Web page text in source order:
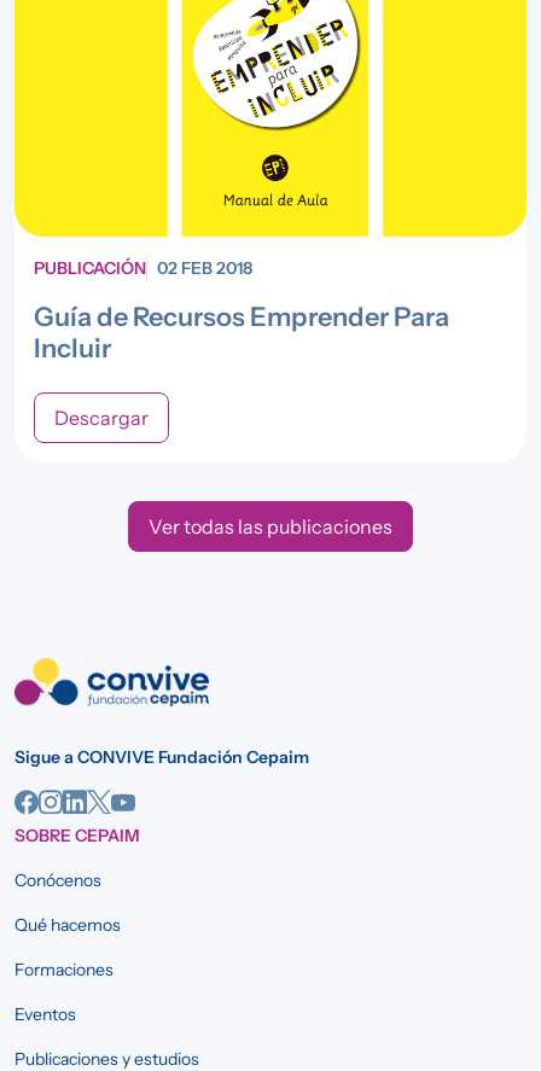
PUBLICACIÓN 02 FEB 2018
Guía de Recursos Emprender Para
Incluir
Descargar
Ver todas las publicaciones
Sigue a CONVIVE Fundación Cepaim
SOBRE CEPAIM
Conócenos
Qué hacemos
Formaciones
Eventos
Publicaciones y estudios